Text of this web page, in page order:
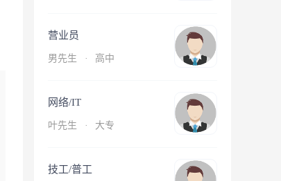
营业员
男先生 · 高中
网络/IT
叶先生 · 大专
技工/普工